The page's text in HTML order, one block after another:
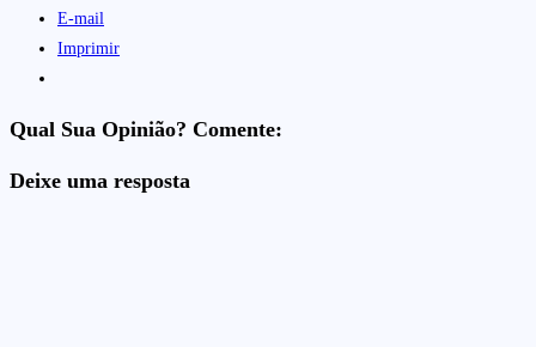
E-mail
Imprimir
Qual Sua Opinião? Comente:
Deixe uma resposta